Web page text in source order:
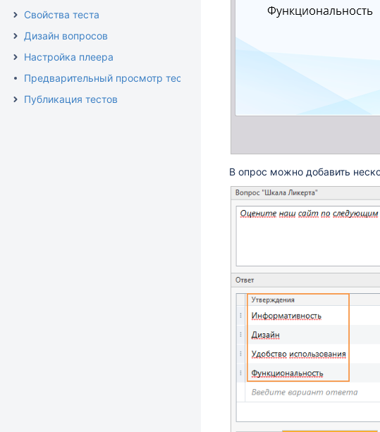
Свойства теста
Дизайн вопросов
Настройка плеера
Предварительный просмотр теста
Публикация тестов
В опрос можно добавить